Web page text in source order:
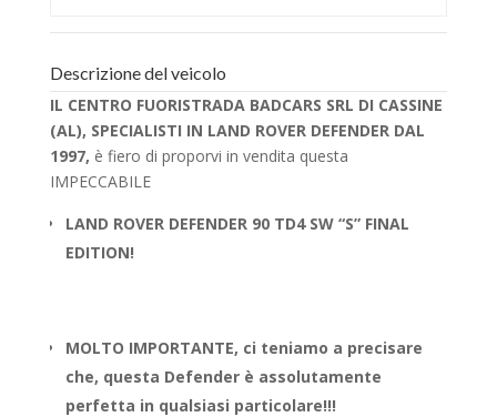
Descrizione del veicolo
IL CENTRO FUORISTRADA BADCARS SRL DI CASSINE
(AL), SPECIALISTI IN LAND ROVER DEFENDER DAL
1997, è fiero di proporvi in vendita questa
IMPECCABILE
LAND ROVER DEFENDER 90 TD4 SW “S” FINAL
EDITION!
MOLTO IMPORTANTE, ci teniamo a precisare
che, questa Defender è assolutamente
perfetta in qualsiasi particolare!!!